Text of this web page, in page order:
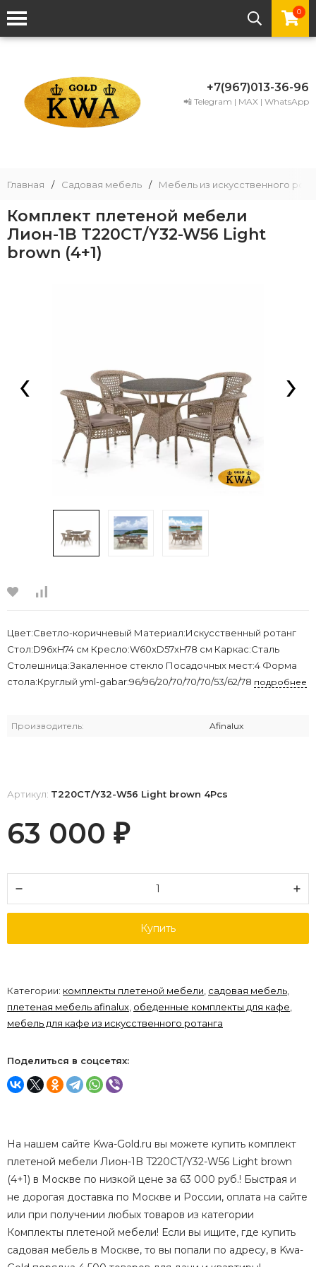
0
+7(967)013-36-96
📲 Telegram | MAX | WhatsApp
Главная / Садовая мебель / Мебель из искусственного
Комплект плетеной мебели
Лион-1B T220CT/Y32-W56 Light
brown (4+1)
‹ ›
Цвет:Светло-коричневый Материал:Искусственный ротанг
Стол:D96хH74 см Кресло:W60xD57xH78 см Каркас:Сталь
Столешница:Закаленное стекло Посадочных мест:4 Форма
стола:Круглый yml-gabar:96/96/20/70/70/70/53/62/78 подробнее
Производитель: Afinalux
Артикул: T220CT/Y32-W56 Light brown 4Pcs
63 000 ₽
Купить
Категории: комплекты плетеной мебели, садовая мебель,
плетеная мебель afinalux, обеденные комплекты для кафе,
мебель для кафе из искусственного ротанга
Поделиться в соцсетях:
На нашем сайте Kwa-Gold.ru вы можете купить комплект
плетеной мебели Лион-1B T220CT/Y32-W56 Light brown
(4+1) в Москве по низкой цене за 63 000 руб.! Быстрая и
не дорогая доставка по Москве и России, оплата на сайте
или при получении любых товаров из категории
Комплекты плетеной мебели! Если вы ищите, где купить
садовая мебель в Москве, то вы попали по адресу, в Kwa-